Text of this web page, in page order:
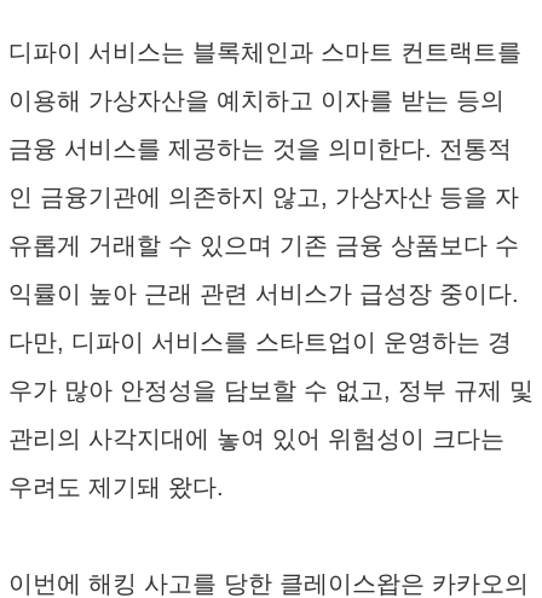
디파이 서비스는 블록체인과 스마트 컨트랙트를
이용해 가상자산을 예치하고 이자를 받는 등의
금융 서비스를 제공하는 것을 의미한다. 전통적
인 금융기관에 의존하지 않고, 가상자산 등을 자
유롭게 거래할 수 있으며 기존 금융 상품보다 수
익률이 높아 근래 관련 서비스가 급성장 중이다.
다만, 디파이 서비스를 스타트업이 운영하는 경
우가 많아 안정성을 담보할 수 없고, 정부 규제 및
관리의 사각지대에 놓여 있어 위험성이 크다는
우려도 제기돼 왔다.
이번에 해킹 사고를 당한 클레이스왑은 카카오의